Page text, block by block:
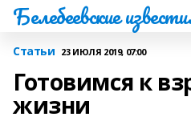
Белебеевские
Статьи 23 ИЮЛЯ 2019, 07:00
Готовимся к
жизни